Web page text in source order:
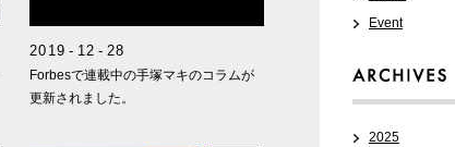
20 19 - 12 - 28
Forbesで連載中の手塚マキのコラムが
更新されました。
Event
2025